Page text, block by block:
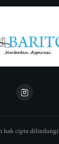
hak cipta dilindungi.